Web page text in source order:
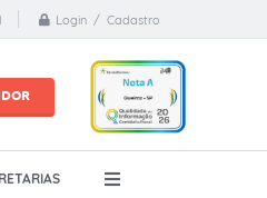
Login / Cadastro